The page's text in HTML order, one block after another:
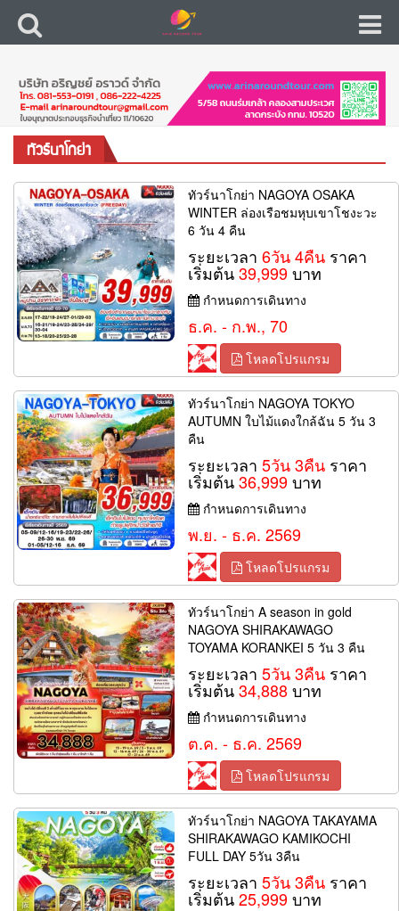
ทัวร์นาโกย่า
ทัวร์นาโกย่า NAGOYA OSAKA
WINTER ล่องเรือชมหุบเขาโชงะวะ
6 วัน 4 คืน
ระยะเวลา6วัน 4คืน ราคา
เริ่มต้น39,999บาท
กำหนดการเดินทาง
ธ.ค. - ก.พ., 70
โหลดโปรแกรม
ทัวร์นาโกย่า NAGOYA TOKYO
AUTUMN ใบไม้แดงใกล้ฉัน 5 วัน 3
คืน
ระยะเวลา5วัน 3คืน ราคา
เริ่มต้น36,999บาท
กำหนดการเดินทาง
พ.ย. - ธ.ค. 2569
โหลดโปรแกรม
ทัวร์นาโกย่า A season in gold
NAGOYA SHIRAKAWAGO
TOYAMA KORANKEI 5 วัน 3 คืน
ระยะเวลา5วัน 3คืน ราคา
เริ่มต้น34,888บาท
กำหนดการเดินทาง
ต.ค. - ธ.ค. 2569
โหลดโปรแกรม
ทัวร์นาโกย่า NAGOYA TAKAYAMA
SHIRAKAWAGO KAMIKOCHI
FULL DAY 5วัน 3คืน
ระยะเวลา5วัน 3คืน ราคา
เริ่มต้น25,999บาท